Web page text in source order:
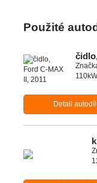
Použité
Detail